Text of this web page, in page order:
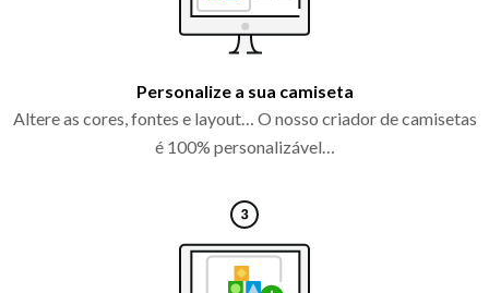
Personalize a sua camiseta
Altere as cores, fontes e layout… O nosso criador de camisetas
é 100% personalizável…